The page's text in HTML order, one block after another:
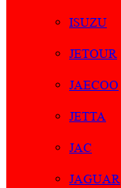
ISUZU
JETOUR
JAECOO
JETTA
JAC
JAGUAR